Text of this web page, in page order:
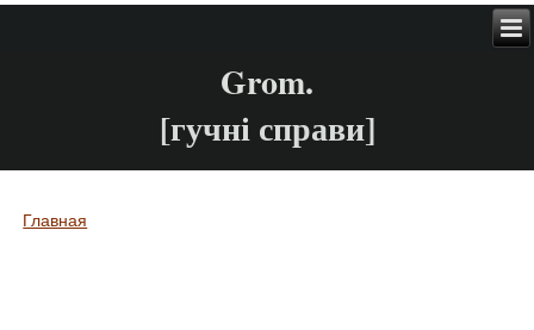
Grom.
[гучні справи]
Вы здесь
Главная